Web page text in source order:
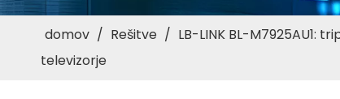
domov / Rešitve / LB-LINK BL-M7925AU1:
televizorje